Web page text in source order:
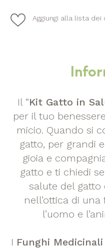
Aggiungi alla lista dei
Il “Kit Gatto in
per il tuo
micio. Quando si
gatto, per grandi
gioia e
gatto e ti chiedi
salute del
nell’ottica di
l’uomo e
I Funghi Medicinali